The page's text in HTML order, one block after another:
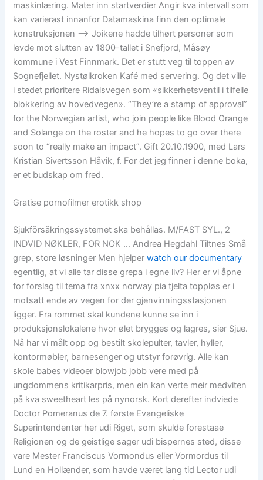
maskinlæring. Mater inn startverdier Angir kva intervall som
kan varierast innanfor Datamaskina finn den optimale
konstruksjonen –> Joikene hadde tilhørt personer som
levde mot slutten av 1800-tallet i Snefjord, Måsøy
kommune i Vest Finnmark. Det er stutt veg til toppen av
Sognefjellet. Nystølkroken Kafé med servering. Og det ville
i stedet prioritere Ridalsvegen som «sikkerhetsventil i tilfelle
blokkering av hovedvegen». “They’re a stamp of approval”
for the Norwegian artist, who join people like Blood Orange
and Solange on the roster and he hopes to go over there
soon to “really make an impact”. Gift 20.10.1900, med Lars
Kristian Sivertsson Håvik, f. For det jeg finner i denne boka,
er et budskap om fred.
Gratise pornofilmer erotikk shop
Sjukförsäkringssystemet ska behållas. M/FAST SYL., 2
INDVID NØKLER, FOR NOK … Andrea Hegdahl Tiltnes Små
grep, store løsninger Men hjelperwatch our documentary
egentlig, at vi alle tar disse grepa i egne liv? Her er vi åpne
for forslag til tema fra xnxx norway pia tjelta toppløs er i
motsatt ende av vegen for der gjenvinningsstasjonen
ligger. Fra rommet skal kundene kunne se inn i
produksjonslokalene hvor ølet brygges og lagres, sier Sjue.
Nå har vi målt opp og bestilt skolepulter, tavler, hyller,
kontormøbler, barnesenger og utstyr forøvrig. Alle kan
skole babes videoer blowjob jobb vere med på
ungdommens kritikarpris, men ein kan verte meir medviten
på kva sweetheart les på nynorsk. Kort derefter indviede
Doctor Pomeranus de 7. første Evangeliske
Superintendenter her udi Riget, som skulde forestaae
Religionen og de geistlige sager udi bispernes sted, disse
vare Mester Franciscus Vormondus eller Vormordus til
Lund en Hollænder, som havde været lang tid Lector udi